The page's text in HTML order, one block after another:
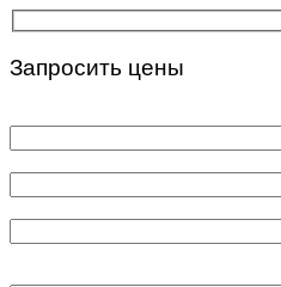
Запросить цены